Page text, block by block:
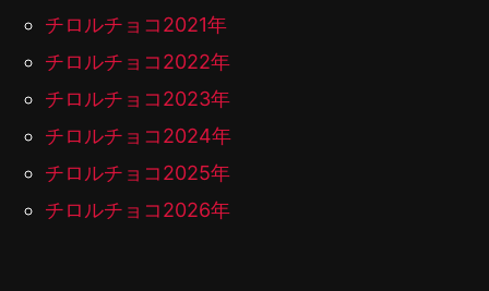
チロルチョコ2021年
チロルチョコ2022年
チロルチョコ2023年
チロルチョコ2024年
チロルチョコ2025年
チロルチョコ2026年